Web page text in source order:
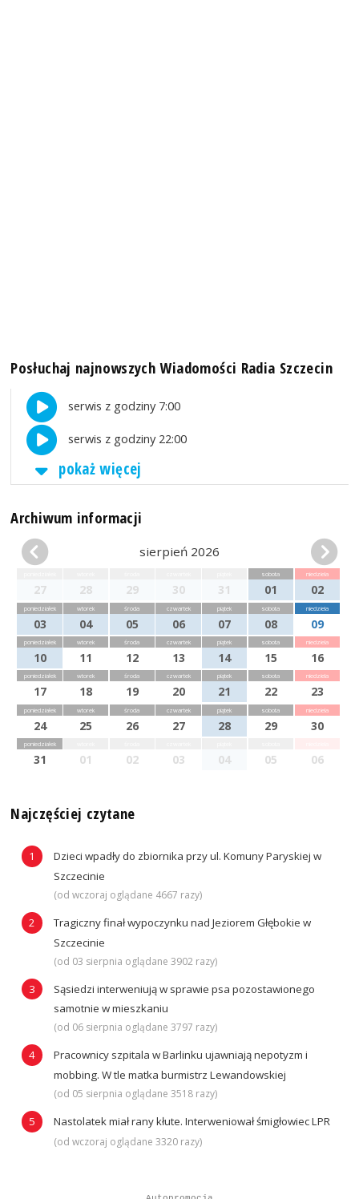
Posłuchaj najnowszych Wiadomości Radia Szczecin
serwis z godziny 7:00
serwis z godziny 22:00
pokaż więcej
Archiwum informacji
sierpień 2026
27 28 29 30 31
sobota
01
niedziela
02
poniedziałek
03
wtorek
04
środa
05
czwartek
06
piątek
07
sobota
08
niedziela
09
poniedziałek
10
wtorek
11
środa
12
czwartek
13
piątek
14
sobota
15
niedziela
16
poniedziałek
17
wtorek
18
środa
19
czwartek
20
piątek
21
sobota
22
niedziela
23
poniedziałek
24
wtorek
25
środa
26
czwartek
27
piątek
28
sobota
29
niedziela
30
poniedziałek
31 01 02 03 04 05 06
Najczęściej czytane
Dzieci wpadły do zbiornika przy ul. Komuny Paryskiej w
Szczecinie
(od wczoraj oglądane 4667 razy)
Tragiczny finał wypoczynku nad Jeziorem Głębokie w
Szczecinie
(od 03 sierpnia oglądane 3902 razy)
Sąsiedzi interweniują w sprawie psa pozostawionego
samotnie w mieszkaniu
(od 06 sierpnia oglądane 3797 razy)
Pracownicy szpitala w Barlinku ujawniają nepotyzm i
mobbing. W tle matka burmistrz Lewandowskiej
(od 05 sierpnia oglądane 3518 razy)
Nastolatek miał rany kłute. Interweniował śmigłowiec LPR
(od wczoraj oglądane 3320 razy)